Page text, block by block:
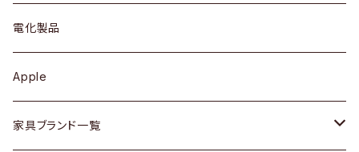
キュリオケース / 飾り棚
カップボード / 食器棚
チェスト
ワンピース
ボトムス
靴
ケトル / ティーポット
鍋 / フライパン
Vintage / ヴィンテージ
ギター
ベース
その他楽器
電化製品
Apple
家具ブランド一覧